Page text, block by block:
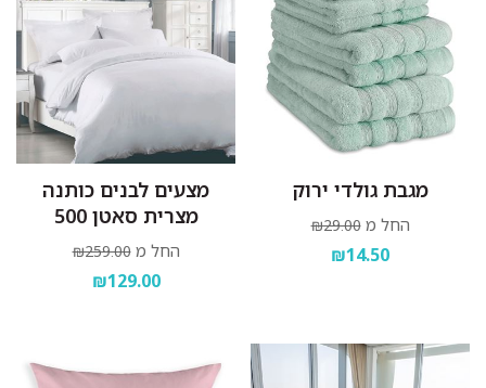
מגבת גולדי ירוק
החל מ ₪29.00
₪14.50
מצעים לבנים כותנה
מצרית סאטן 500
החל מ ₪259.00
₪129.00